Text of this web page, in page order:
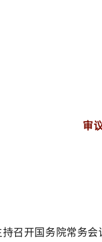
审
召开国务院常务